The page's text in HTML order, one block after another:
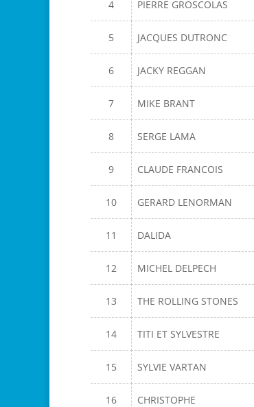
4 PIERRE GROSCOLAS
5 JACQUES DUTRONC
6 JACKY REGGAN
7 MIKE BRANT
8 SERGE LAMA
9 CLAUDE FRANCOIS
10 GERARD LENORMAN
11 DALIDA
12 MICHEL DELPECH
13 THE ROLLING STONES
14 TITI ET SYLVESTRE
15 SYLVIE VARTAN
16 CHRISTOPHE